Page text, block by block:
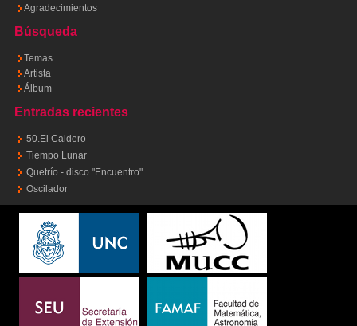
Agradecimientos
Búsqueda
Temas
Artista
Álbum
Entradas recientes
50.El Caldero
Tiempo Lunar
Quetrío - disco "Encuentro"
Oscilador